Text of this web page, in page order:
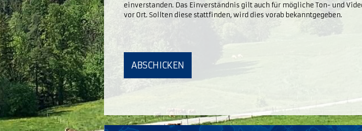
einverstanden. Das Einverständnis gilt auch für mögliche Ton- und
vor Ort. Sollten diese stattfinden, wird dies vorab bekanntgegeben.